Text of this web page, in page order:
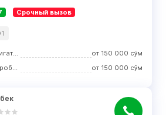
Срочный вызов
Заменить масло в двигателе от 150 000 сўм
Заменить масло в коробке передач
от 150 000 сўм